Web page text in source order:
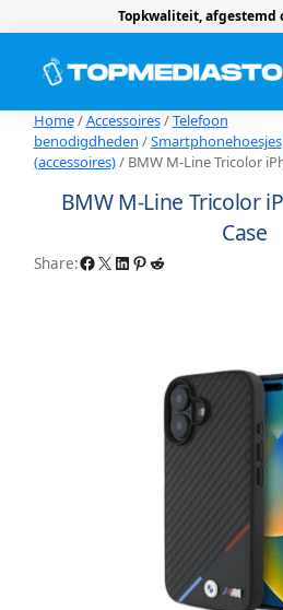
Topkwaliteit, afgestemd
Home/Accessoires/Telefoon
benodigdheden /Smartphonehoesjes
(accessoires)/ BMW M-Line Tricolor
BMW M-Line Tricolor
Case
Share:Facebook X LinkedIn Pinterest Reddit